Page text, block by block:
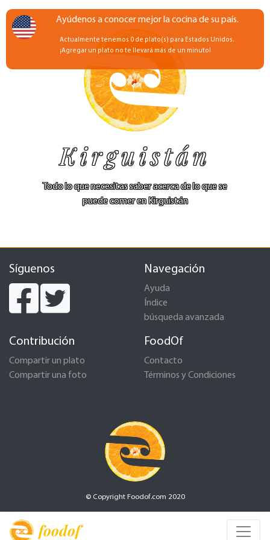
foodof
Kirguistán
Todo lo que necesitas saber acerca de lo que se
puede comer en Kirguistán
Síguenos Navegación
Ayuda
Índice
búsqueda avanzada
Contribución
Compartir un plato
Compartir una foto
FoodOf
Contacto
Términos y Condiciones
© Copyright Foodof.com 2020
Ayúdenos a conocer mejor la cocina de su país.
Actualmente tenemos 0 de plato(s) para Estados Unidos.
¡Agregar un plato no te llevará más de un minuto!